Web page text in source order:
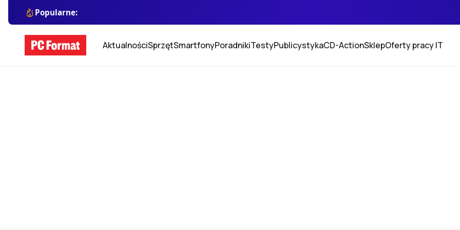
Popularne:
AktualnościSprzętSmartfonyPoradnikiTestyPublicystykaCD-ActionSklepOferty pracy IT